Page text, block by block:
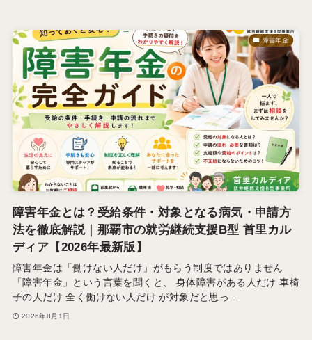
障害年金
障害年金とは？受給条件・対象となる病気・申請方
法を徹底解説｜那覇市の就労継続支援B型 首里カル
ディア【2026年最新版】
障害年金は「働けない人だけ」がもらう制度ではありません
「障害年金」という言葉を聞くと、 身体障害がある人だけ 車椅
子の人だけ 全く働けない人だけ が対象だと思っ…
2026年8月1日